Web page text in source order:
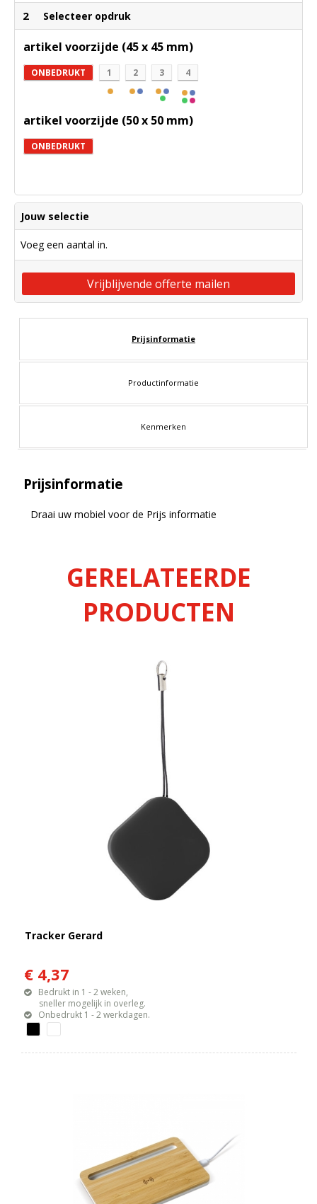
2 Selecteer opdruk
artikel voorzijde (45 x 45 mm)
ONBEDRUKT 1 2 3 4
artikel voorzijde (50 x 50 mm)
ONBEDRUKT
Jouw selectie
Voeg een aantal in.
Vrijblijvende offerte mailen
Prijsinformatie
Productinformatie
Kenmerken
Prijsinformatie
Draai uw mobiel voor de Prijs informatie
GERELATEERDE
PRODUCTEN
Tracker Gerard
€ 4,37
Bedrukt in 1 - 2 weken,
sneller mogelijk in overleg.
Onbedrukt 1 - 2 werkdagen.